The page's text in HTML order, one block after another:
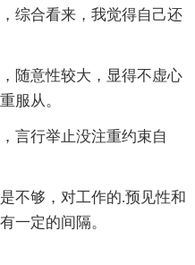
综合看来，我觉得自己还
随意性较大，显得不虚心
服从。
言行举止没注重约束自
不够，对工作的.预见性和
一定的间隔。